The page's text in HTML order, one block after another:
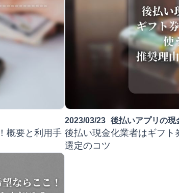
概要と利用手
2023/03/23 後払いアプリの現
後払い現金化業者はギフト
選定のコツ